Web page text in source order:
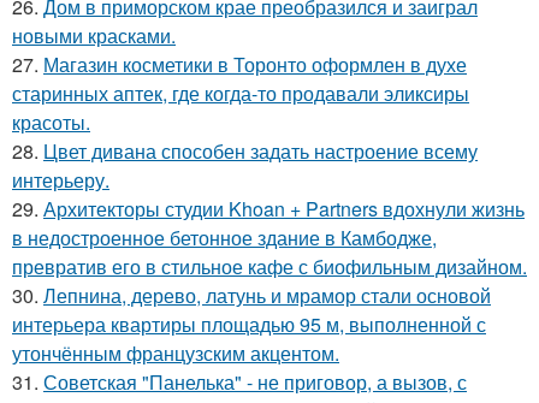
26. Дом в приморском крае преобразился и заиграл
новыми красками.
27. Магазин косметики в Торонто оформлен в духе
старинных аптек, где когда-то продавали эликсиры
красоты.
28. Цвет дивана способен задать настроение всему
интерьеру.
29. Архитекторы студии Khoan + Partners вдохнули жизнь
в недостроенное бетонное здание в Камбодже,
превратив его в стильное кафе с биофильным дизайном.
30. Лепнина, дерево, латунь и мрамор стали основой
интерьера квартиры площадью 95 м, выполненной с
утончённым французским акцентом.
31. Советская "Панелька" - не приговор, а вызов, с